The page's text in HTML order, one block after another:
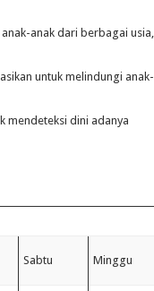
anak dari berbagai usia,
untuk melindungi anak-
mendeteksi dini adanya
Sabtu Minggu